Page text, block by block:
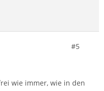
#5
wie immer, wie in den